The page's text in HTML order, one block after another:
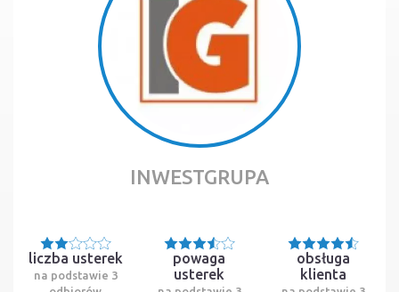
INWESTGRUPA
liczba usterek
na podstawie 3
powaga
usterek
obsługa
klienta